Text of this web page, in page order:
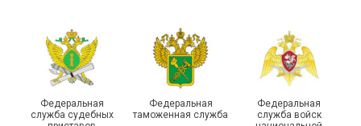
приняли участие в
молодежном форуме
«Профсоюзная миссия –
2026»
Выпускники школы
молодого профлидера в
Самаре получили
Федеральная
служба судебных
Федеральная
таможенная служба
Федеральная
служба войск